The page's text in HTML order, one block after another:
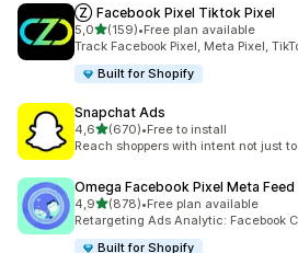
Ⓩ Facebook Pixel Tiktok Pixel
5,0z 5 hvězd
(159)
Celkový počet recenzí: 159
•Free plan available
Track Facebook Pixel, Meta Pixel,
Built for Shopify
Snapchat Ads
4,6z 5 hvězd
(670)
Celkový počet recenzí: 670
•Free to install
Reach shoppers with intent not just
Omega Facebook Pixel Meta Feed
4,9z 5 hvězd
(878)
Celkový počet recenzí: 878
•Free plan available
Retargeting Ads Analytic: Facebook
Built for Shopify